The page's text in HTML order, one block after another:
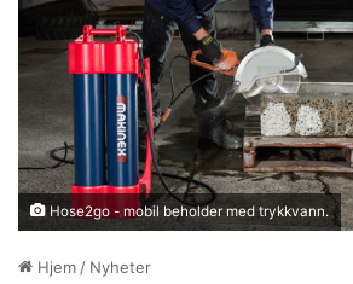
Hose2go - mobil beholder med trykkvann.
Hjem / Nyheter